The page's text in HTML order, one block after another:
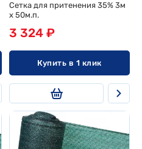
Сетка для притенения 35% 3м
х 50м.п.
3 324 ₽
Купить в 1 клик